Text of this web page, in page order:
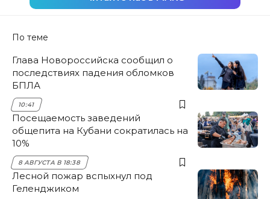
По теме
Глава Новороссийска сообщил о
последствиях падения обломков
БПЛА
10:41
Посещаемость заведений
общепита на Кубани сократилась на
10%
8 АВГУСТА В 18:38
Лесной пожар вспыхнул под
Геленджиком